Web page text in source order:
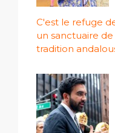
C'est le refuge
un sanctuaire
tradition